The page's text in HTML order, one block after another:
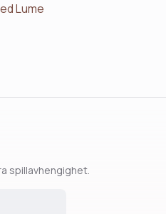
Lume
spillavhengighet.